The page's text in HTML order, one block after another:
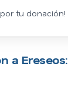
por tu donación!
a Ereseos: